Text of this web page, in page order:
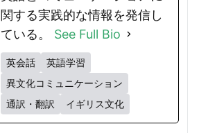
関する実践的な情報を発信し
ている。 See Full Bio
英会話
英語学習
異文化コミュニケーション
通訳・翻訳
イギリス文化